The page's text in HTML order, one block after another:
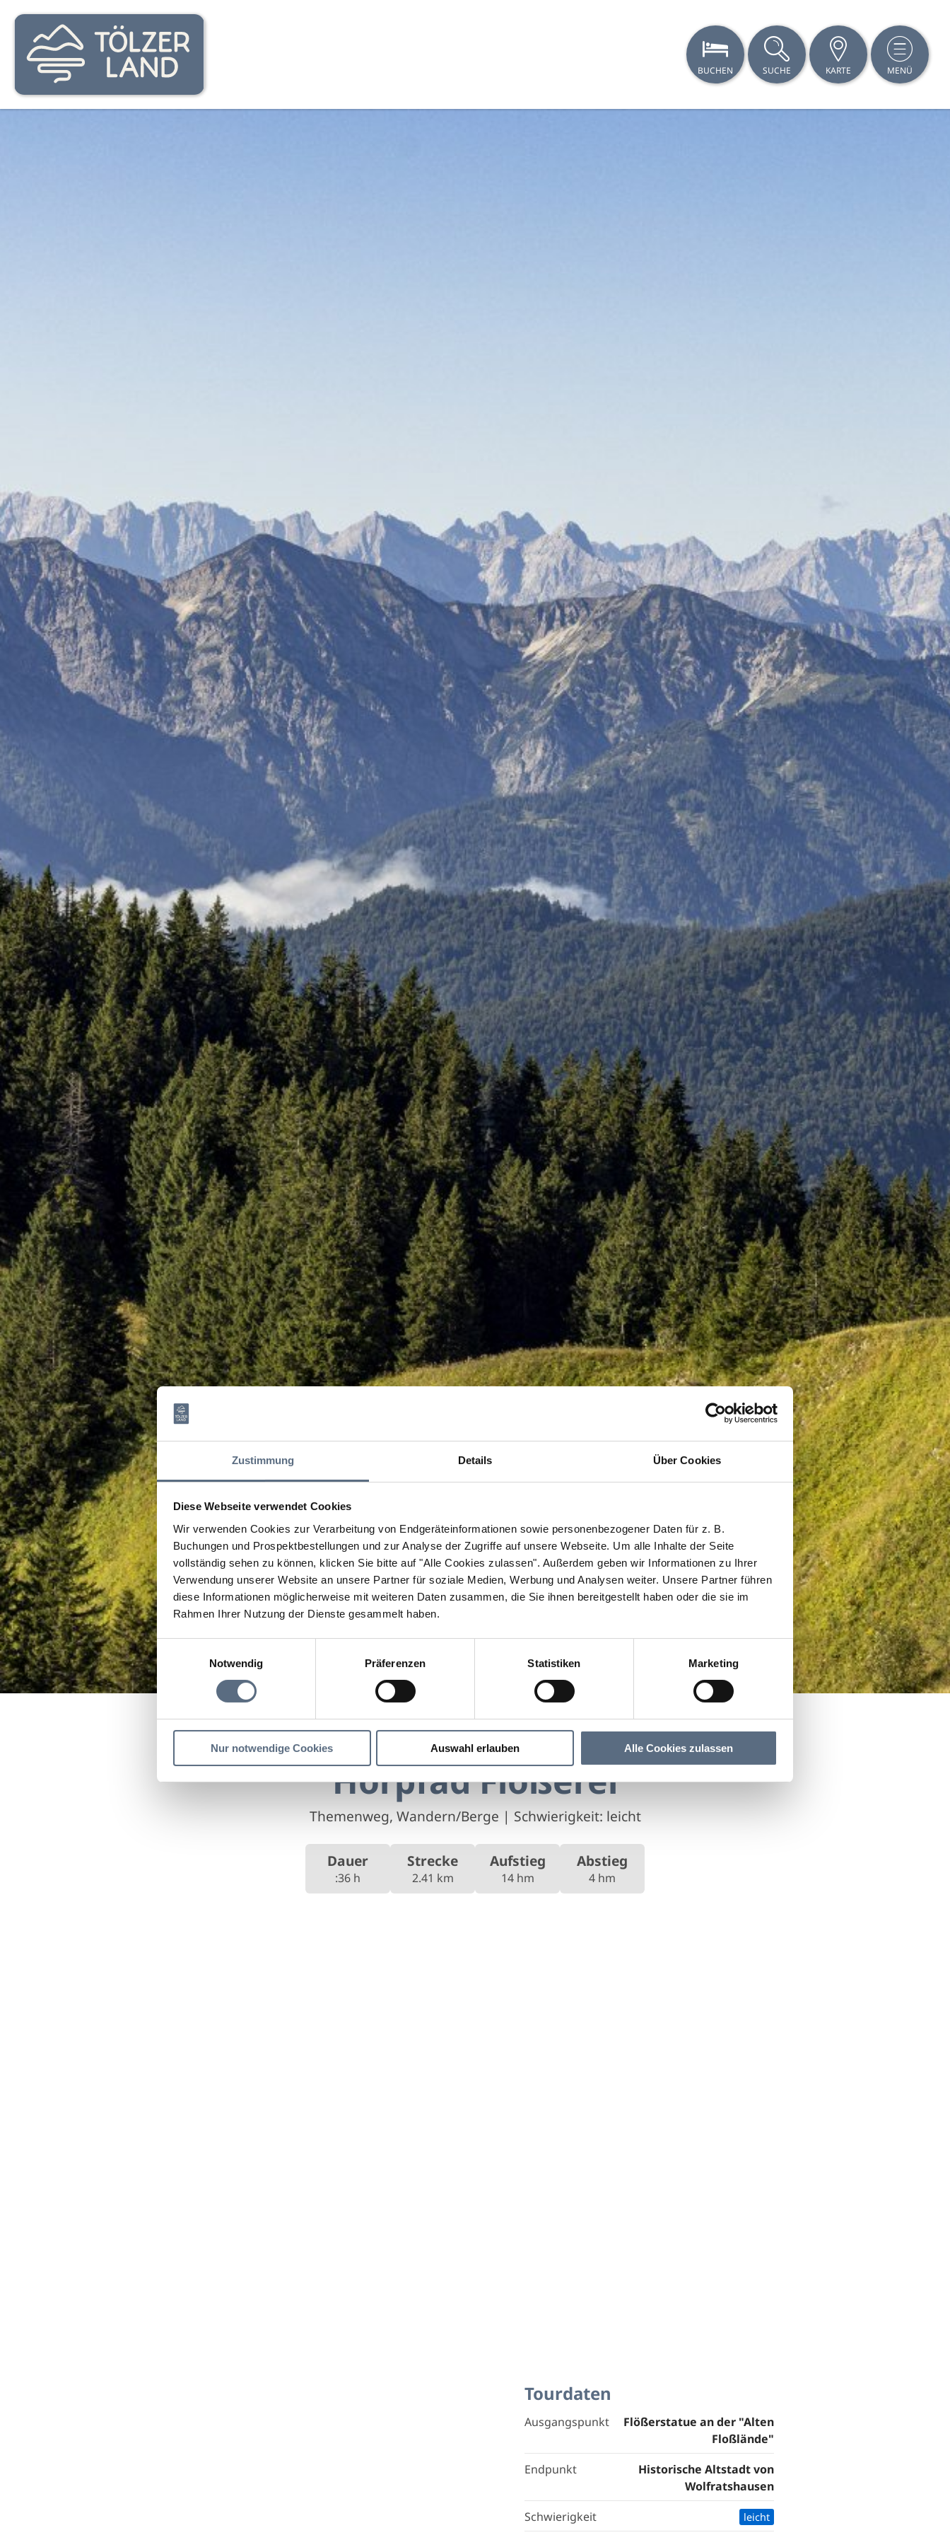
Zustimmung Details Über Cookies
Diese Webseite verwendet Cookies
Wir verwenden Cookies zur Verarbeitung von Endgeräteinformationen sowie personenbezogener Daten für z. B.
Buchungen und Prospektbestellungen und zur Analyse der Zugriffe auf unsere Webseite. Um alle Inhalte der Seite
vollständig sehen zu können, klicken Sie bitte auf "Alle Cookies zulassen". Außerdem geben wir Informationen zu Ihrer
Verwendung unserer Website an unsere Partner für soziale Medien, Werbung und Analysen weiter. Unsere Partner führen
diese Informationen möglicherweise mit weiteren Daten zusammen, die Sie ihnen bereitgestellt haben oder die sie im
Rahmen Ihrer Nutzung der Dienste gesammelt haben.
Einwilligungsauswahl
Notwendig
Präferenzen Statistiken Marketing
Nur notwendige Cookies Auswahl erlauben Alle Cookies zulassen
BUCHEN SUCHE KARTE MENÜ
Hörpfad Flößerei
Themenweg, Wandern/Berge | Schwierigkeit: leicht
Dauer
:36 h
Strecke
2.41 km
Aufstieg
14 hm
Abstieg
4 hm
Tourdaten
Ausgangspunkt
Flößerstatue an der "Alten
Floßlände"
Endpunkt
Historische Altstadt von
Wolfratshausen
Schwierigkeit
leicht